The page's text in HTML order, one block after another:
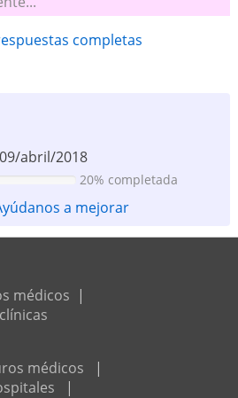
completas
abril/2018
20% completada
a mejorar
médicos |
médicos
|
|